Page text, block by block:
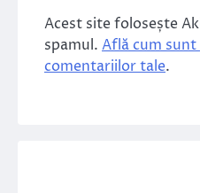
Acest site folosește
spamul. Află cum
comentariilor tale.